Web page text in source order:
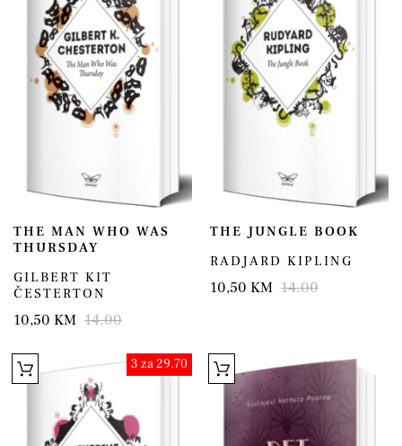
THE MAN WHO WAS
THURSDAY
GILBERT KIT
ČESTERTON
10,50 KM 14.00
THE JUNGLE BOOK
RADJARD KIPLING
10,50 KM 14.00
3 za 29.70